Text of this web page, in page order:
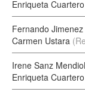
Enriqueta Cuartero
Fernando
Carmen Ustara
Irene Sanz
Enriqueta Cuartero